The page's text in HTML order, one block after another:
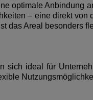
optimale Anbindung
– eine direkt von
das Areal besonders
sich ideal für